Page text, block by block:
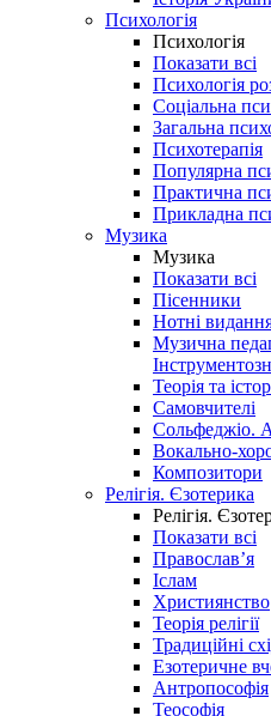
Психологія
Психологія
Показати всі
Психологія
Соціальна
Загальна
Психотерапія
Популярна
Практична
Прикладна
Музика
Музика
Показати всі
Пісенники
Нотні
Музична
Теорія та
Самовчителі
Сольфеджіо.
Вокально-
Композитори
Релігія. Єзотерика
Релігія.
Показати всі
Православ’я
Іслам
Християнство
Теорія релігії
Традиційні
Езотеричне
Антропософія
Теософія